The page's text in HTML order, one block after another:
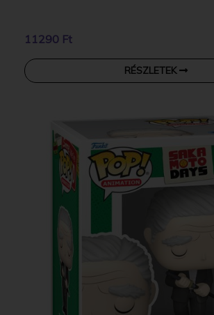
11290 Ft
RÉSZLETEK